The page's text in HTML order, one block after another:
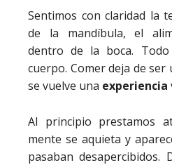
Sentimos con claridad la
de la mandíbula, el
dentro de la boca.
cuerpo. Comer deja de ser
se vuelve una experiencia
Al principio prestamos
mente se aquieta y
pasaban desapercibidos.